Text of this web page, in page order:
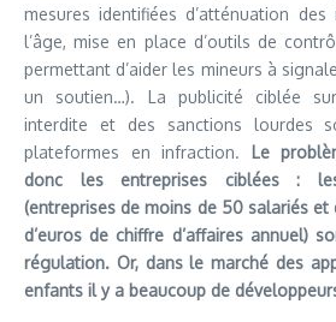
mesures identifiées d’atténuation des
l’âge, mise en place d’outils de
permettant d’aider les mineurs à
un soutien…). La publicité ciblée
interdite et des sanctions lourdes
plateformes en infraction. Le
donc les entreprises ciblées :
(entreprises de moins de 50 salariés et
d’euros de chiffre d’affaires annuel)
régulation. Or, dans le marché des
enfants il y a beaucoup de